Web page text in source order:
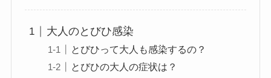
大人のとびひ感染
とびひって大人も感染するの？
とびひの大人の症状は？